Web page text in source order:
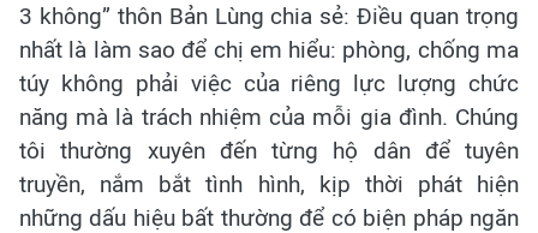
3 không” thôn Bản Lùng chia sẻ: Điều quan trọng
nhất là làm sao để chị em hiểu: phòng, chống ma
túy không phải việc của riêng lực lượng chức
năng mà là trách nhiệm của mỗi gia đình. Chúng
tôi thường xuyên đến từng hộ dân để tuyên
truyền, nắm bắt tình hình, kịp thời phát hiện
những dấu hiệu bất thường để có biện pháp ngăn